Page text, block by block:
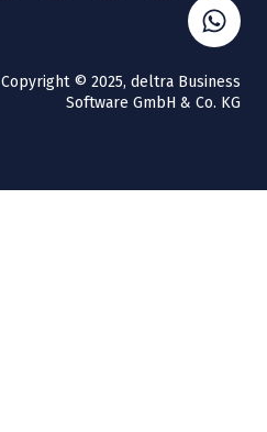
Copyright © 2025, deltra Business
Software GmbH & Co. KG